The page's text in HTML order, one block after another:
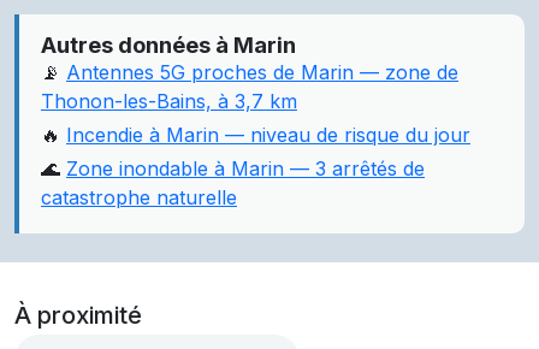
Autres données à Marin
📡 Antennes 5G proches de Marin — zone de
Thonon-les-Bains, à 3,7 km
🔥 Incendie à Marin — niveau de risque du jour
🌊 Zone inondable à Marin — 3 arrêtés de
catastrophe naturelle
À proximité